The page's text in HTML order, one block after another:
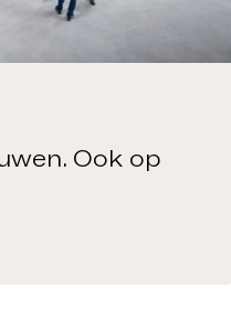
Ook op